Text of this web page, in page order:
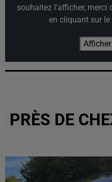
souhaitez l'afficher, merci
en cliquant sur
PRÈS DE